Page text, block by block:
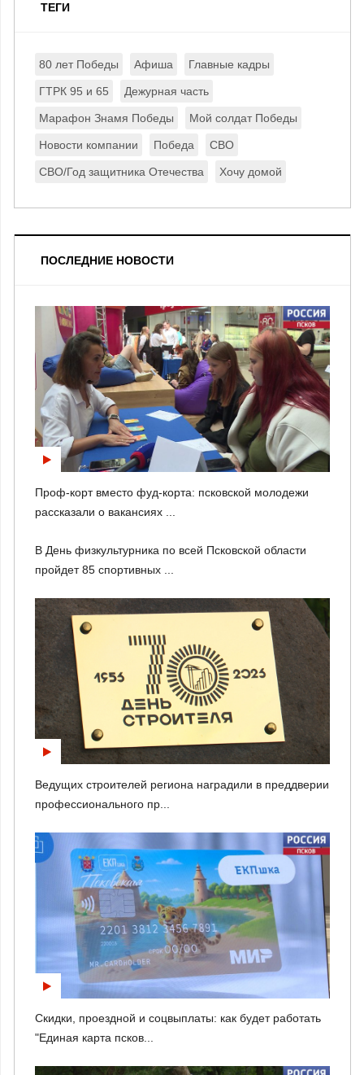
ТЕГИ
80 лет Победы Афиша Главные кадры
ГТРК 95 и 65 Дежурная часть
Марафон Знамя Победы Мой солдат Победы
Новости компании Победа СВО
СВО/Год защитника Отечества Хочу домой
ПОСЛЕДНИЕ НОВОСТИ
Проф-корт вместо фуд-корта: псковской молодежи
рассказали о вакансиях ...
В День физкультурника по всей Псковской области
пройдет 85 спортивных ...
Ведущих строителей региона наградили в преддверии
профессионального пр...
Скидки, проездной и соцвыплаты: как будет работать
"Единая карта псков...